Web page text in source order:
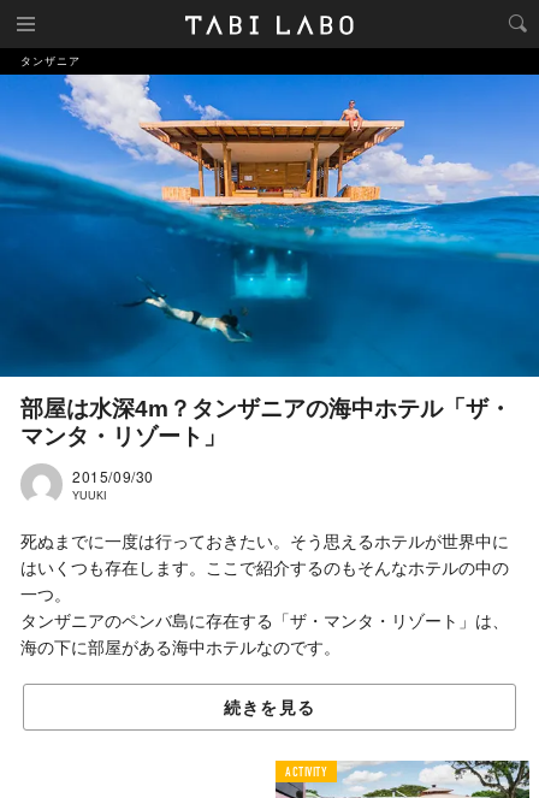
タンザニア
部屋は水深4m？タンザニアの海中ホテル「ザ・
マンタ・リゾート」
2015/09/30
YUUKI
死ぬまでに一度は行っておきたい。そう思えるホテルが世界中に
はいくつも存在します。ここで紹介するのもそんなホテルの中の
一つ。
タンザニアのペンバ島に存在する「ザ・マンタ・リゾート」は、
海の下に部屋がある海中ホテルなのです。
水深4メートルに位置する
続きを見る
ACTIVITY